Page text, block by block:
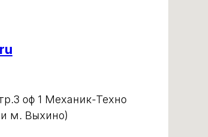
оф 1 Механик-Техно
м. Выхино)